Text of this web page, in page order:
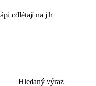
odlétají na jih
Hledaný výraz